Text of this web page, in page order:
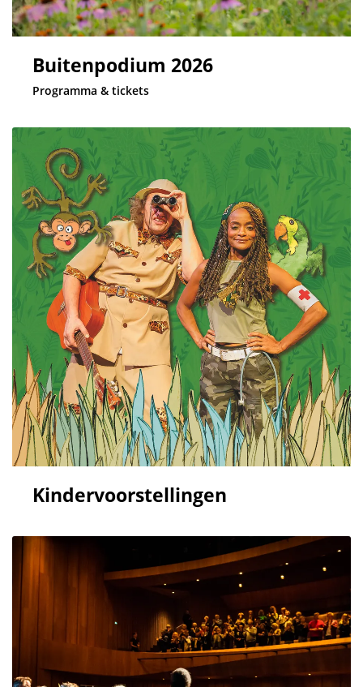
Buitenpodium 2026
Programma & tickets
Kindervoorstellingen